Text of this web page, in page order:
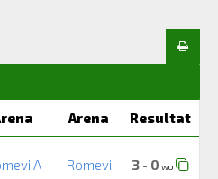
Arena Resultat
A Romevi 3 - 0 wo